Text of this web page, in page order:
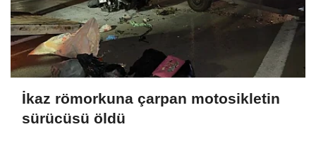
İkaz römorkuna çarpan motosikletin
sürücüsü öldü